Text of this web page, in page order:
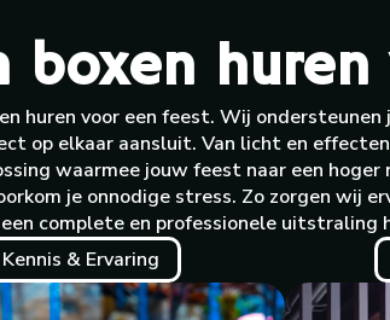
boxen
huren voor een feest. Wij
op elkaar aansluit. Van licht en
waarmee jouw feest naar een
je onnodige stress. Zo zorgen wij
complete en professionele uitstraling
Kennis & Ervaring